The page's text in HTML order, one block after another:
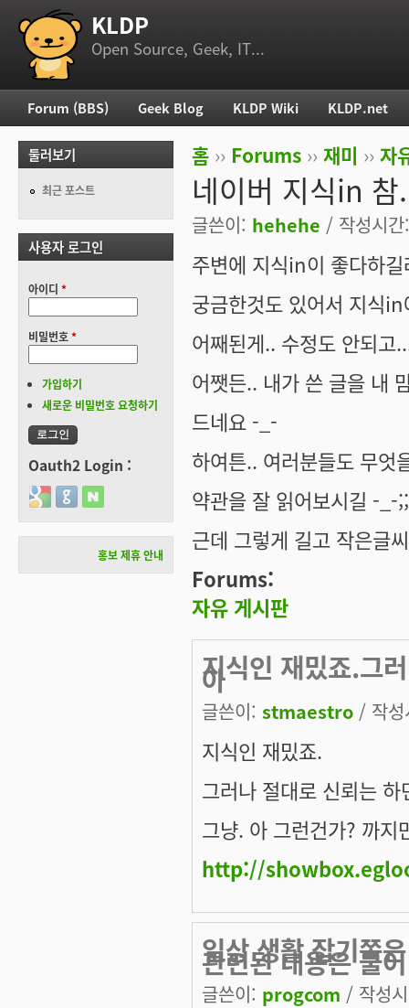
부 메뉴 KLDP
Open Source, Geek, IT...
현재 위치
홈 ›› Forums ›› 재미 ›› 자
네이버 지식in
글쓴이: hehehe / 작성시
주변에 지식in이 좋다하
궁금한것도 있어서 지식
어째된게.. 수정도 안되고
어쨋든.. 내가 쓴 글을 내
드네요 -_-
하여튼.. 여러분들도 무엇
약관을 잘 읽어보시길 -_-;;
근데 그렇게 길고 작은글
Forums:
자유 게시판
지식인 재밌죠.그
아
글쓴이: stmaestro / 작
지식인 재밌죠.
그러나 절대로 신뢰는 하
그냥. 아 그런건가? 까지
http://
일상 생활 잡기쪽
관련된 내용은 물어
글쓴이: progcom / 작성
주 메뉴
Forum (BBS) Geek Blog KLDP Wiki KLDP.net
둘러보기
최근 포스트
사용자 로그인
아이디 *
비밀번호*
가입하기
새로운 비밀번호 요청하기
Oauth2 Login :
Login with Google
Login with GitHub
Login with Naver
홍보 제휴 안내